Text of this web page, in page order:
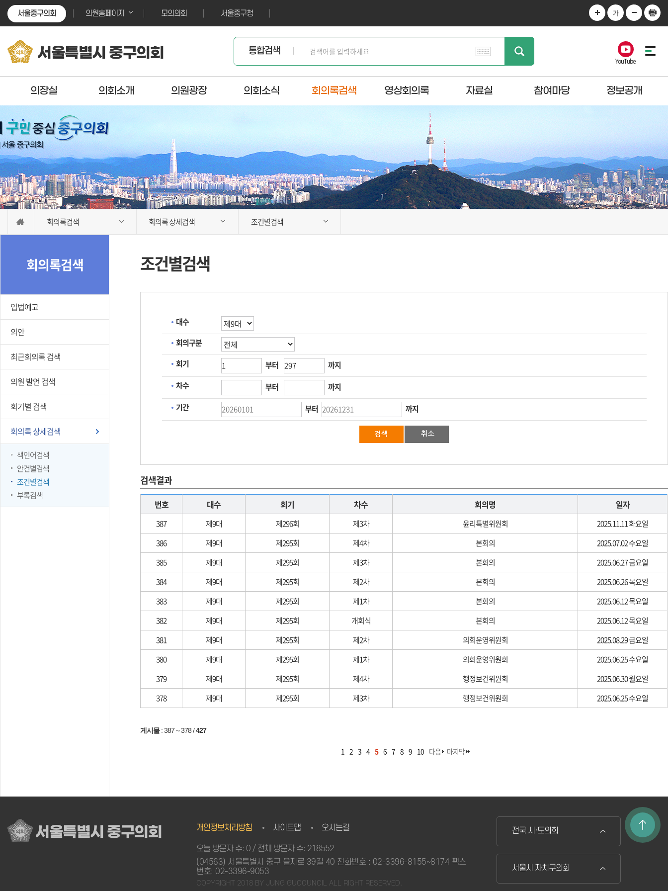
본문바로가기
본문바로가기
서울중구의회 의원홈페이지 모의의회 서울중구청 가
서울특별시 중구의회
YouTube
통합검색
의장실 의회소개 의원광장 의회소식 회의록검색 영상회의록 자료실 참여마당 정보공개
회의록검색 회의록 상세검색 조건별검색
회의록검색
입법예고
의안
최근회의록 검색
의원 발언 검색
회기별 검색
회의록 상세검색
색인어검색
안건별검색
조건별검색
부록검색
조건별검색
대수
회의구분
회기
부터
까지
차수
부터
까지
기간
부터 까지
검색결과
번호 대수 회기 차수 회의명 일자
387 제9대 제296회 제3차 윤리특별위원회
2025.11.11 화요일
386
제9대 제295회 제4차 본회의
2025.07.02 수요일
385
제9대 제295회 제3차 본회의
2025.06.27 금요일
384
제9대 제295회 제2차 본회의
2025.06.26 목요일
383
제9대 제295회 제1차 본회의
2025.06.12 목요일
382
제9대 제295회 개회식 본회의
2025.06.12 목요일
381
제9대 제295회 제2차 의회운영위원회
2025.08.29 금요일
380
제9대 제295회 제1차 의회운영위원회
2025.06.25 수요일
379
제9대 제295회 제4차 행정보건위원회
2025.06.30 월요일
378
제9대 제295회 제3차 행정보건위원회 2025.06.25 수요일
게시물:387 ~ 378 /427
1 2 3 4 5 6 7 8 9 10 다음 마지막
전국 시·도의회
서울시 자치구의회
서울특별시 중구의회 개인정보처리방침 사이트맵 오시는길
오늘 방문자 수: 0 / 전체 방문자 수: 218552
(04563) 서울특별시 중구 을지로 39길 40 전화번호 : 02-3396-8155~8174 팩스
번호: 02-3396-9053
COPYRIGHT 2018 BY JUNG GUCOUNCIL ALL RIGHT RESERVED.